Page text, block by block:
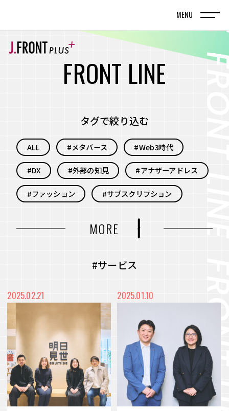
MENU
TOP トップページ
SPECIAL EDITION 特集記事
百貨店が街の新しい風景を編んでいく。神戸旧居
留地で体現する、共創型まちづくりの実践
地）に― グループシナジーと地域連携で街の魅
未来をより良く、面白くするー 従業員のWillを
起点に、スタートアップ企業との共創を目指すC
VIEW MORE
#メタバース #Web3時代 #DX
#外部の知見 #アナザーアドレス
FRONT LINE
タグで絞り込む
ALL #メタバース #Web3時代
#DX #外部の知見 #アナザーアドレス
#ファッション #サブスクリプション
#メディア
#端材再活用
#デベロッパー事業 #職場づくり
#障がい者雇用 #雇用促進 #地域共栄
#リユース #価値共創 #環境共生
#事業承継 #ブランドづくり
MORE
#サービス
2025.02.21 2025.01.10